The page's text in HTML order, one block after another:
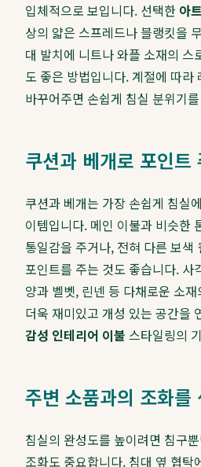
입체적으로 보입니다. 선택한 아
상의 얇은 스프레드나 블랭킷을
대 발치에 니트나 와플 소재의
도 좋은 방법입니다. 계절에 따라
바꾸어주면 손쉽게 침실 분위기
쿠션과 베개로 포인트
쿠션과 베개는 가장 손쉽게 침실
이템입니다. 메인 이불과 비슷한
통일감을 주거나, 전혀 다른 보색
포인트를 주는 것도 좋습니다. 사
양과 벨벳, 린넨 등 다채로운 소
더욱 재미있고 개성 있는 공간을
감성 인테리어 이불 스타일링의
주변 소품과의 조화를
침실의 완성도를 높이려면 침구
조화도 중요합니다. 침대 옆 협탁